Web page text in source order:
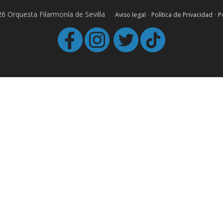
Orquesta Filarmonía de Sevilla Aviso legal · Política de Privacidad ·